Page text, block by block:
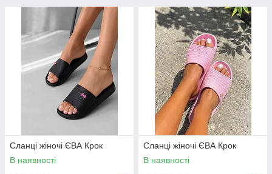
Сланці жіночі ЄВА Крок
В наявності
Сланці жіночі ЄВА Крок
В наявності